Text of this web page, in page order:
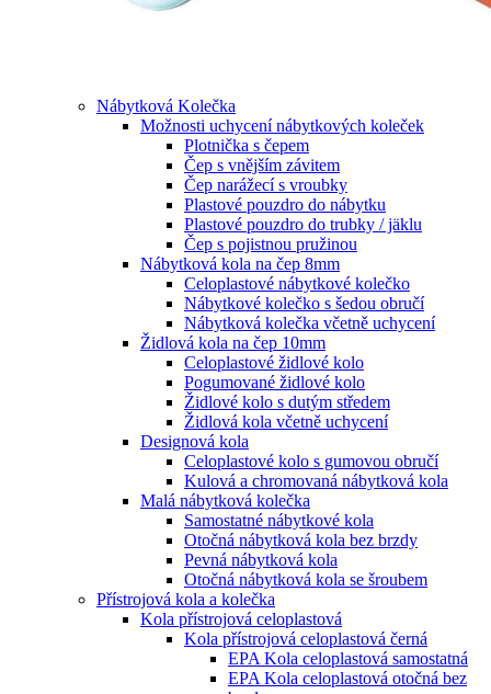
Nábytková Kolečka
Možnosti uchycení nábytkových koleček
Plotnička s čepem
Čep s vnějším závitem
Čep narážecí s vroubky
Plastové pouzdro do nábytku
Plastové pouzdro do trubky / jäklu
Čep s pojistnou pružinou
Nábytková kola na čep 8mm
Celoplastové nábytkové kolečko
Nábytkové kolečko s šedou obručí
Nábytková kolečka včetně uchycení
Židlová kola na čep 10mm
Celoplastové židlové kolo
Pogumované židlové kolo
Židlové kolo s dutým středem
Židlová kola včetně uchycení
Designová kola
Celoplastové kolo s gumovou obručí
Kulová a chromovaná nábytková kola
Malá nábytková kolečka
Samostatné nábytkové kola
Otočná nábytková kola bez brzdy
Pevná nábytková kola
Otočná nábytková kola se šroubem
Přístrojová kola a kolečka
Kola přístrojová celoplastová
Kola přístrojová celoplastová černá
EPA Kola celoplastová samostatná
EPA Kola celoplastová otočná bez